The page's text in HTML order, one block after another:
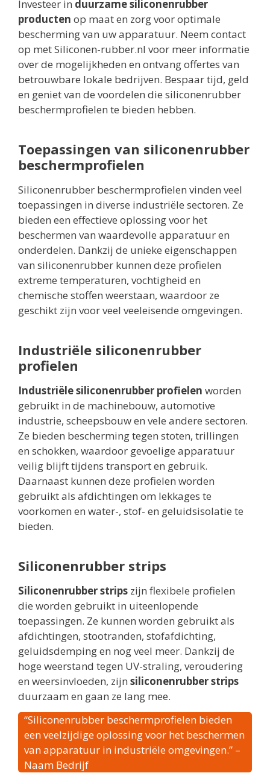
Investeer in duurzame siliconenrubber
producten op maat en zorg voor optimale
bescherming van uw apparatuur. Neem contact
op met Siliconen-rubber.nl voor meer informatie
over de mogelijkheden en ontvang offertes van
betrouwbare lokale bedrijven. Bespaar tijd, geld
en geniet van de voordelen die siliconenrubber
beschermprofielen te bieden hebben.
Toepassingen van siliconenrubber
beschermprofielen
Siliconenrubber beschermprofielen vinden veel
toepassingen in diverse industriële sectoren. Ze
bieden een effectieve oplossing voor het
beschermen van waardevolle apparatuur en
onderdelen. Dankzij de unieke eigenschappen
van siliconenrubber kunnen deze profielen
extreme temperaturen, vochtigheid en
chemische stoffen weerstaan, waardoor ze
geschikt zijn voor veel veeleisende omgevingen.
Industriële siliconenrubber
profielen
Industriële siliconenrubber profielen worden
gebruikt in de machinebouw, automotive
industrie, scheepsbouw en vele andere sectoren.
Ze bieden bescherming tegen stoten, trillingen
en schokken, waardoor gevoelige apparatuur
veilig blijft tijdens transport en gebruik.
Daarnaast kunnen deze profielen worden
gebruikt als afdichtingen om lekkages te
voorkomen en water-, stof- en geluidsisolatie te
bieden.
Siliconenrubber strips
Siliconenrubber strips zijn flexibele profielen
die worden gebruikt in uiteenlopende
toepassingen. Ze kunnen worden gebruikt als
afdichtingen, stootranden, stofafdichting,
geluidsdemping en nog veel meer. Dankzij de
hoge weerstand tegen UV-straling, veroudering
en weersinvloeden, zijn siliconenrubber strips
duurzaam en gaan ze lang mee.
“Siliconenrubber beschermprofielen bieden
een veelzijdige oplossing voor het beschermen
van apparatuur in industriële omgevingen.” –
Naam Bedrijf